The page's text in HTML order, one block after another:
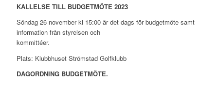
KALLELSE TILL BUDGETMÖTE 2023
Söndag 26 november kl 15:00 är det dags för budgetmöte samt
information från styrelsen och
kommittéer.
Plats: Klubbhuset Strömstad Golfklubb
DAGORDNING BUDGETMÖTE.